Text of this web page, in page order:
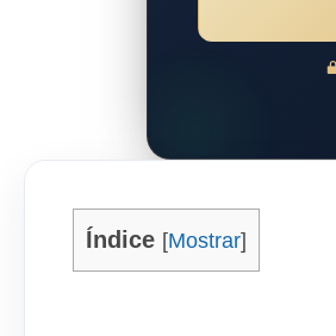
Índice [Mostrar]